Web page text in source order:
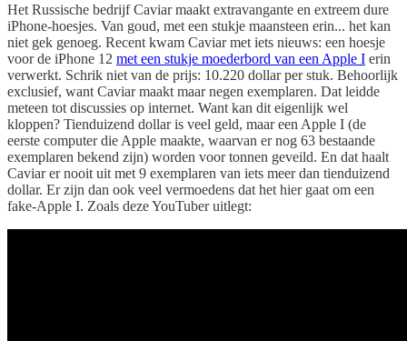
Het Russische bedrijf Caviar maakt extravangante en extreem dure
iPhone-hoesjes. Van goud, met een stukje maansteen erin... het kan
niet gek genoeg. Recent kwam Caviar met iets nieuws: een hoesje
voor de iPhone 12 met een stukje moederbord van een Apple I erin
verwerkt. Schrik niet van de prijs: 10.220 dollar per stuk. Behoorlijk
exclusief, want Caviar maakt maar negen exemplaren. Dat leidde
meteen tot discussies op internet. Want kan dit eigenlijk wel
kloppen? Tienduizend dollar is veel geld, maar een Apple I (de
eerste computer die Apple maakte, waarvan er nog 63 bestaande
exemplaren bekend zijn) worden voor tonnen geveild. En dat haalt
Caviar er nooit uit met 9 exemplaren van iets meer dan tienduizend
dollar. Er zijn dan ook veel vermoedens dat het hier gaat om een
fake-Apple I. Zoals deze YouTuber uitlegt: